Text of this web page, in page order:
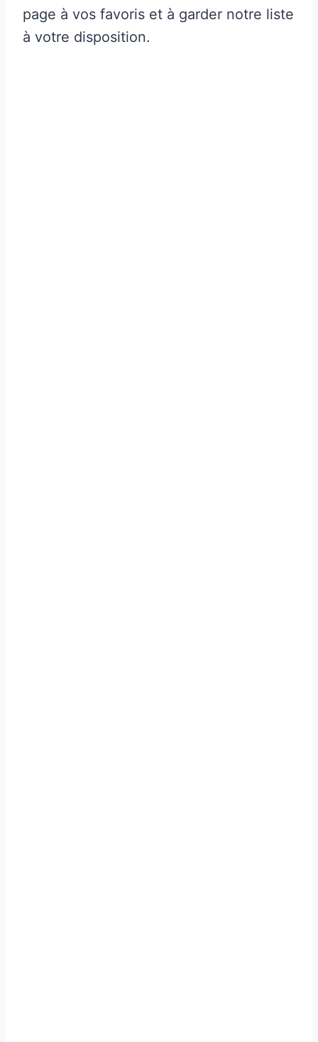
page à vos favoris et à garder notre liste
à votre disposition.